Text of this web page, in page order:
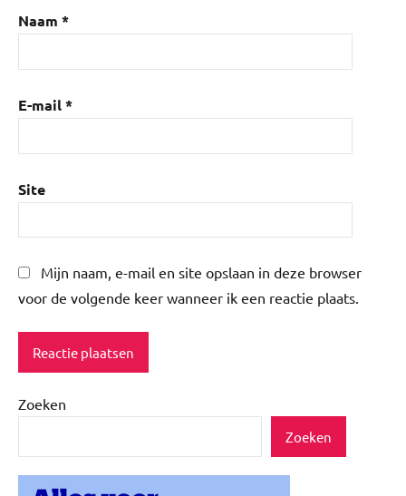
Naam *
E-mail*
Site
Mijn naam, e-mail en site opslaan in deze browser
voor de volgende keer wanneer ik een reactie plaats.
Zoeken
Zoeken